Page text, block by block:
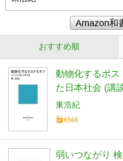
おすすめ順
動物化するポス
た日本社会 (講
東浩紀
6568
弱いつながり